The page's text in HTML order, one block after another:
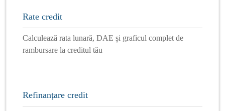
Rate credit
Calculează rata lunară, DAE și graficul complet de
rambursare la creditul tău
Refinanțare credit